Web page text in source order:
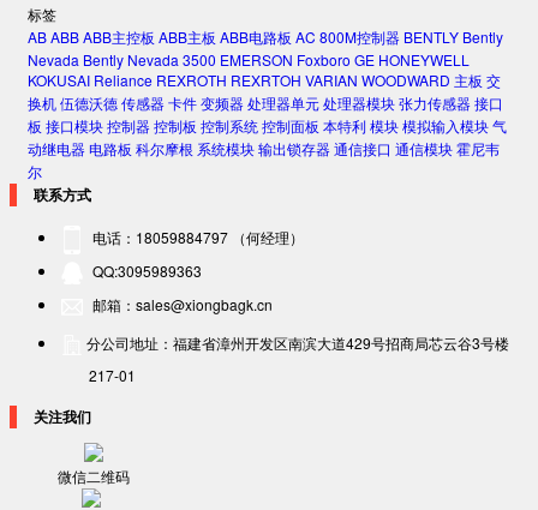
标签
ABABBABB主控板 ABB主板 ABB电路板 AC 800M控制器 BENTLY Bently
Nevada Bently Nevada 3500 EMERSON Foxboro GE HONEYWELL
KOKUSAI Reliance REXROTH REXRTOH VARIAN WOODWARD 主板 交
换机伍德沃德传感器卡件变频器处理器单元处理器模块张力传感器接口
板 接口模块控制器控制板 控制系统控制面板 本特利模块模拟输入模块气
动继电器电路板 科尔摩根 系统模块输出锁存器通信接口 通信模块霍尼韦
尔
联系方式
电话：18059884797 （何经理）
QQ:3095989363
邮箱：sales@xiongbagk.cn
分公司地址：福建省漳州开发区南滨大道429号招商局芯云谷3号楼
217-01
关注我们
微信二维码